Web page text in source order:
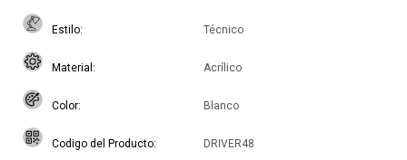
Estilo Técnico
Material Acrílico
Color Blanco
Codigo del Producto DRIVER48